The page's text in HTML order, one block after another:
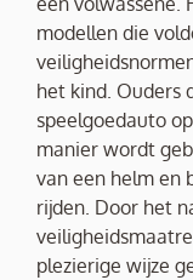
modellen die
het kind. Ouders
speelgoedauto
manier wordt
van een helm en
rijden. Door het
plezierige wijze